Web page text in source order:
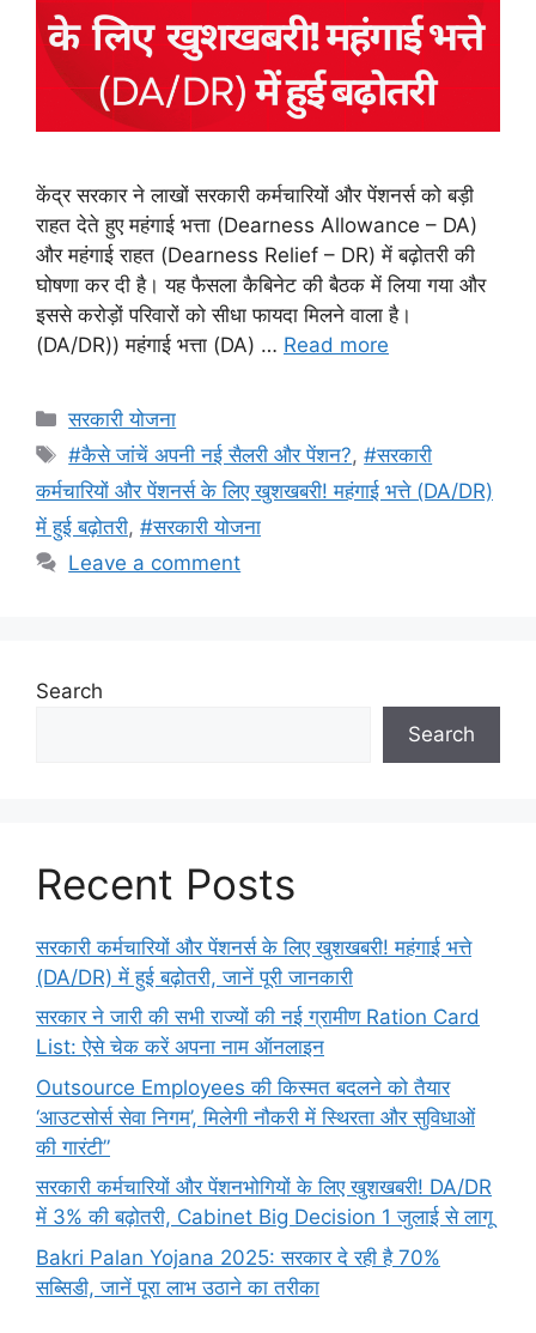
केंद्र सरकार ने लाखों सरकारी कर्मचारियों और पेंशनर्स को बड़ी
राहत देते हुए महंगाई भत्ता (Dearness Allowance – DA)
और महंगाई राहत (Dearness Relief – DR) में बढ़ोतरी की
घोषणा कर दी है। यह फैसला कैबिनेट की बैठक में लिया गया और
इससे करोड़ों परिवारों को सीधा फायदा मिलने वाला है।
(DA/DR)) महंगाई भत्ता (DA) … Read more
Categories
सरकारी योजना
Tags
#कैसे जांचें अपनी नई सैलरी और पेंशन?,#सरकारी
कर्मचारियों और पेंशनर्स के लिए खुशखबरी! महंगाई भत्ते (DA/DR)
में हुई बढ़ोतरी, #सरकारी योजना
Leave a comment
Search
Search
Recent Posts
सरकारी कर्मचारियों और पेंशनर्स के लिए खुशखबरी! महंगाई भत्ते
(DA/DR) में हुई बढ़ोतरी, जानें पूरी जानकारी
सरकार ने जारी की सभी राज्यों की नई ग्रामीण Ration Card
List: ऐसे चेक करें अपना नाम ऑनलाइन
Outsource Employees की किस्मत बदलने को तैयार
‘आउटसोर्स सेवा निगम’, मिलेगी नौकरी में स्थिरता और सुविधाओं
की गारंटी”
सरकारी कर्मचारियों और पेंशनभोगियों के लिए खुशखबरी! DA/DR
में 3% की बढ़ोतरी, Cabinet Big Decision 1 जुलाई से लागू
Bakri Palan Yojana 2025: सरकार दे रही है 70%
सब्सिडी, जानें पूरा लाभ उठाने का तरीका